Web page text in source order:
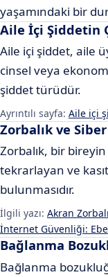
yaşamındaki bir
Aile İçi Şiddetin
Aile içi şiddet, aile
cinsel veya
şiddet türüdür.
Ayrıntılı sayfa: Aile içi
Zorbalık ve
Zorbalık, bir
tekrarlayan ve
bulunmasıdır.
İlgili yazı: Akran
İnternet Güvenliği:
Bağlanma
Bağlanma